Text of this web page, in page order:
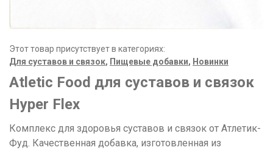
Этот товар присутствует в категориях:
Для суставов и связок, Пищевые добавки, Новинки
Atletic Food для суставов и связок
Hyper Flex
Комплекс для здоровья суставов и связок от Атлетик-
Фуд. Качественная добавка, изготовленная из